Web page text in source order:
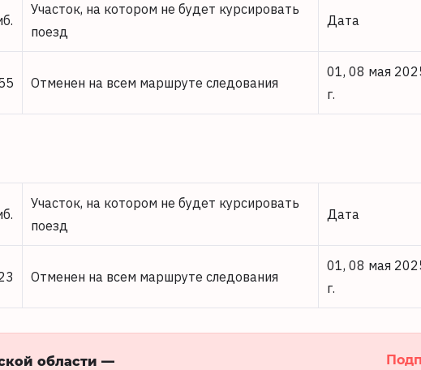
Участок, на котором не будет курсировать
поезд
Дата
Отменен на всем маршруте следования
01, 08 мая
г.
Участок, на котором не будет курсировать
поезд
Дата
Отменен на всем маршруте следования
01, 08 мая
г.
области —